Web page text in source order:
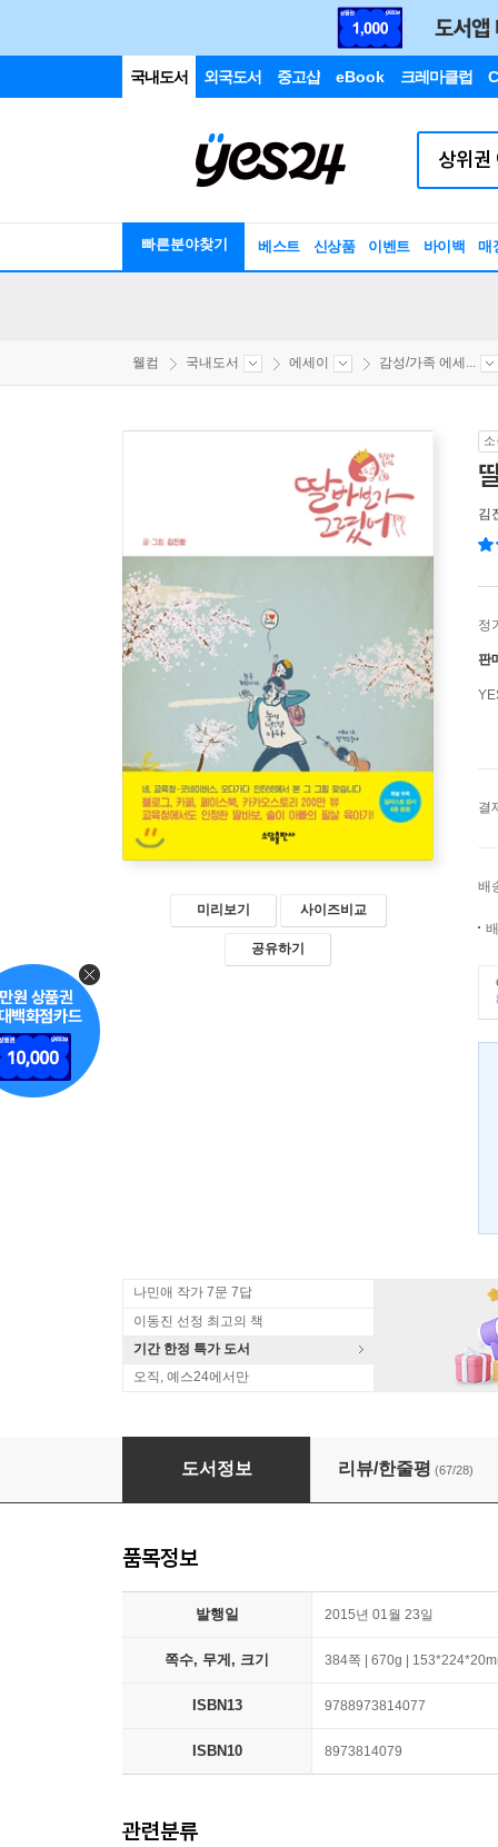
국내도서 외국도서 중고샵 eBook 크레마클럽
빠른분야찾기 베스트 신상품 이벤트 바이백 매
웰컴 국내도서 에세이 감성/가족 에세...
미리보기 사이즈비교
공유하기
김
정
판
결
배
나민애 작가 7문 7답
이동진 선정 최고의 책
기간 한정 특가 도서
오직, 예스24에서만
딸 바보가 그렸어
도서정보 리뷰/한줄평 (67/28)
품목정보
발행일 2015년 01월 23일
쪽수, 무게, 크기 384쪽 | 670g |
ISBN13 9788973814077
ISBN10 8973814079
관련분류